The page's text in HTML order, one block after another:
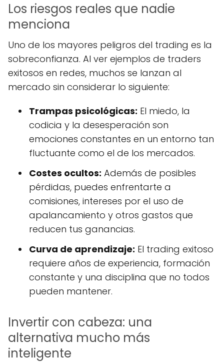
Los riesgos reales que nadie
menciona
Uno de los mayores peligros del trading es la
sobreconfianza. Al ver ejemplos de traders
exitosos en redes, muchos se lanzan al
mercado sin considerar lo siguiente:
Trampas psicológicas: El miedo, la
codicia y la desesperación son
emociones constantes en un entorno tan
fluctuante como el de los mercados.
Costes ocultos: Además de posibles
pérdidas, puedes enfrentarte a
comisiones, intereses por el uso de
apalancamiento y otros gastos que
reducen tus ganancias.
Curva de aprendizaje: El trading exitoso
requiere años de experiencia, formación
constante y una disciplina que no todos
pueden mantener.
Invertir con cabeza: una
alternativa mucho más
inteligente